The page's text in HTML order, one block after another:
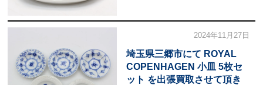
2024年11月27日
埼玉県三郷市にて ROYAL
COPENHAGEN 小皿 5枚セ
ット を出張買取させて頂き